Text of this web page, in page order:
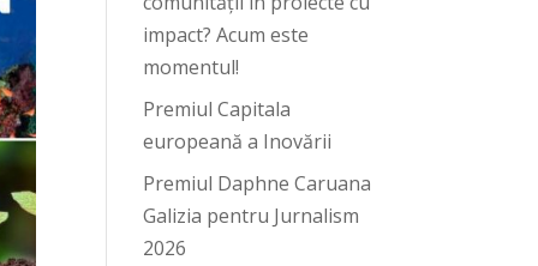
impact? Acum este
momentul!
Premiul Capitala
europeană a Inovării
Premiul Daphne Caruana
Galizia pentru Jurnalism
2026